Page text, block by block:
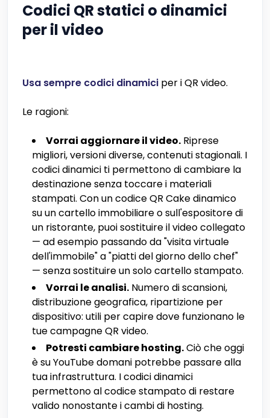
Codici QR statici o dinamici
per il video
Usa sempre codici dinamici per i QR video.
Le ragioni:
Vorrai aggiornare il video. Riprese
migliori, versioni diverse, contenuti stagionali. I
codici dinamici ti permettono di cambiare la
destinazione senza toccare i materiali
stampati. Con un codice QR Cake dinamico
su un cartello immobiliare o sull'espositore di
un ristorante, puoi sostituire il video collegato
— ad esempio passando da "visita virtuale
dell'immobile" a "piatti del giorno dello chef"
— senza sostituire un solo cartello stampato.
Vorrai le analisi. Numero di scansioni,
distribuzione geografica, ripartizione per
dispositivo: utili per capire dove funzionano le
tue campagne QR video.
Potresti cambiare hosting.Ciò che oggi
è su YouTube domani potrebbe passare alla
tua infrastruttura. I codici dinamici
permettono al codice stampato di restare
valido nonostante i cambi di hosting.